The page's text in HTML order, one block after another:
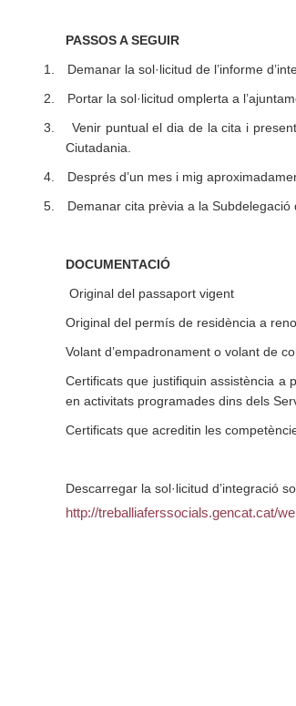
PASSOS A SEGUIR
1.
Demanar la sol·licitud de l’informe
2.
Portar la sol·licitud omplerta a
3.
Venir puntual el dia de la cita i
Ciutadania.
4.
Després d’un mes i mig
5.
Demanar cita prèvia a la Subdelegació
DOCUMENTACIÓ
Original del passaport vigent
Original del permís de residència a
Volant d’empadronament o volant de
Certificats que justifiquin assistència a
en activitats programades dins dels
Certificats que acreditin les
Descarregar la sol·licitud d’integració
http://treballiaferssocials.gencat.cat/